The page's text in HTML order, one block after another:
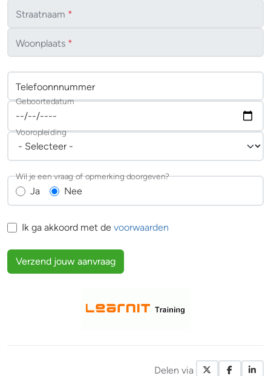
Straatnaam *
Woonplaats *
Telefoonnnummer
Geboortedatum
Vooropleiding
Ja Nee
Wil je een vraag of opmerking doorgeven?
Ik ga akkoord met de voorwaarden
Verzend jouw aanvraag
Delen via X /